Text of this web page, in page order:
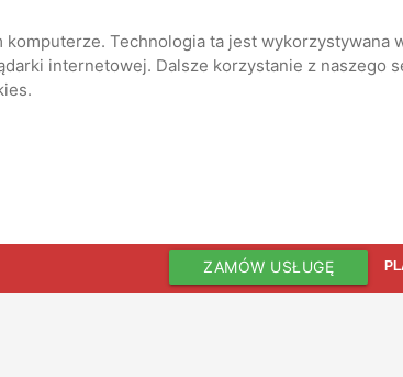
Technologia ta jest
internetowej. Dalsze korzystanie z naszego
ZAMÓW USŁUGĘ